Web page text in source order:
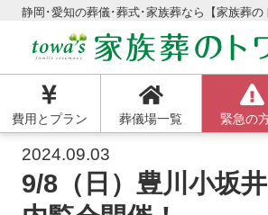
静岡･愛知の葬儀･葬式･家族葬なら【家族葬の
費用とプラン 葬儀場一覧 緊急の
2024.09.03
9/8（日）豊川小坂